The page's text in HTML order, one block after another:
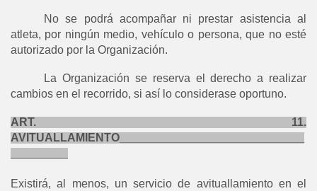
No se podrá acompañar ni prestar asistencia al
atleta, por ningún medio, vehículo o persona, que no esté
autorizado por la Organización.
La Organización se reserva el derecho a realizar
cambios en el recorrido, si así lo considerase oportuno.
ART. 11.
AVITUALLAMIENTO_____________________________
Existirá, al menos, un servicio de avituallamiento en el